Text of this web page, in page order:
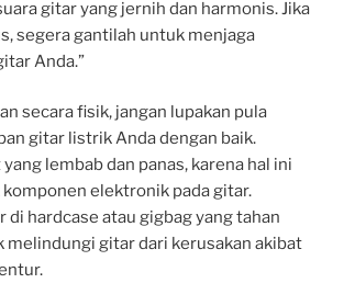
gitar yang jernih dan harmonis. Jika
segera gantilah untuk menjaga
Anda.”
secara fisik, jangan lupakan pula
gitar listrik Anda dengan baik.
lembab dan panas, karena hal ini
elektronik pada gitar.
di hardcase atau gigbag yang tahan
melindungi gitar dari kerusakan akibat